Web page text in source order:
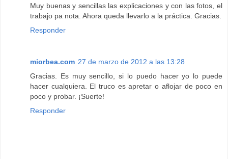
Muy buenas y sencillas las explicaciones y con las fotos, el
trabajo pa nota. Ahora queda llevarlo a la práctica. Gracias.
Responder
miorbea.com 27 de marzo de 2012 a las 13:28
Gracias. Es muy sencillo, si lo puedo hacer yo lo puede
hacer cualquiera. El truco es apretar o aflojar de poco en
poco y probar. ¡Suerte!
Responder